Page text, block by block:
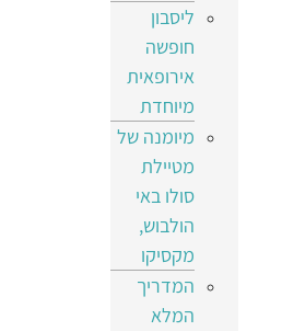
ליסבון
חופשה
אירופאית
מיוחדת
מיומנה של
מטיילת
סולו באי
הולבוש,
מקסיקו
המדריך
המלא